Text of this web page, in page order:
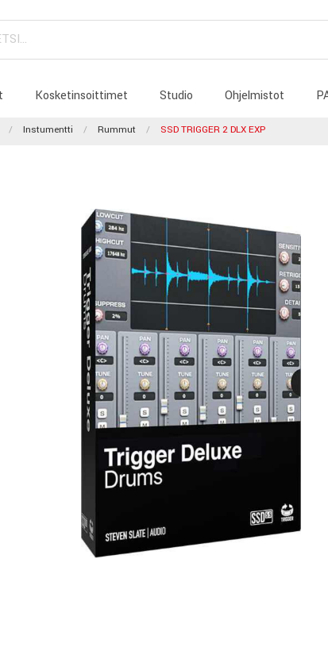
Kosketinsoittimet Studio Ohjelmistot
Instumentti Rummut SSD TRIGGER 2 DLX EXP